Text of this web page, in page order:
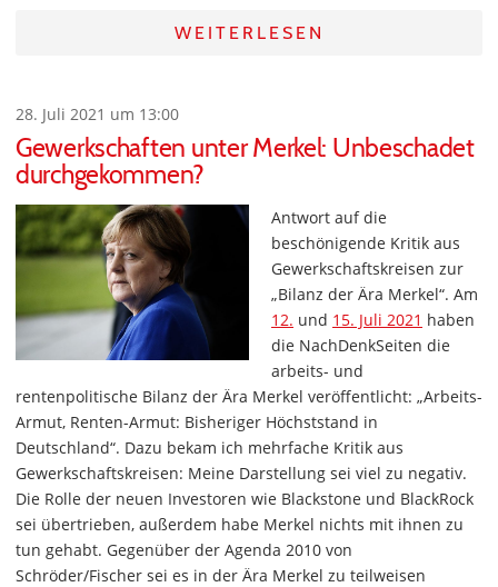
WEITERLESEN
28. Juli 2021 um 13:00
Gewerkschaften unter Merkel: Unbeschadet
durchgekommen?
Antwort auf die
beschönigende Kritik aus
Gewerkschaftskreisen zur
„Bilanz der Ära Merkel“. Am
12. und 15. Juli 2021 haben
die NachDenkSeiten die
arbeits- und
rentenpolitische Bilanz der Ära Merkel veröffentlicht: „Arbeits-
Armut, Renten-Armut: Bisheriger Höchststand in
Deutschland“. Dazu bekam ich mehrfache Kritik aus
Gewerkschaftskreisen: Meine Darstellung sei viel zu negativ.
Die Rolle der neuen Investoren wie Blackstone und BlackRock
sei übertrieben, außerdem habe Merkel nichts mit ihnen zu
tun gehabt. Gegenüber der Agenda 2010 von
Schröder/Fischer sei es in der Ära Merkel zu teilweisen